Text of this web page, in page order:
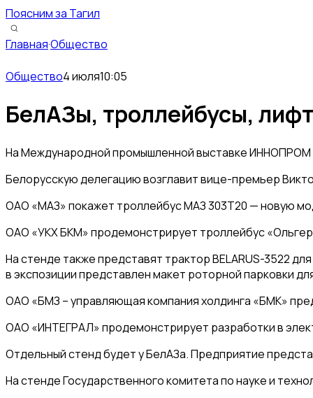
Поясним за Тагил
Главная·Общество
Общество4 июля10:05
БелАЗы, троллейбусы,
На Международной промышленной выставке ИННОПРОМ
Белорусскую делегацию возглавит вице-премьер
ОАО «МАЗ» покажет троллейбус МАЗ 303Т20 — новую
ОАО «УКХ БКМ» продемонстрирует троллейбус
На стенде также представят трактор BELARUS-3522
в экспозиции представлен макет роторной парковки
ОАО «БМЗ – управляющая компания холдинга «БМК»
ОАО «ИНТЕГРАЛ» продемонстрирует разработки в
Отдельный стенд будет у БелАЗа. Предприятие
На стенде Государственного комитета по науке и